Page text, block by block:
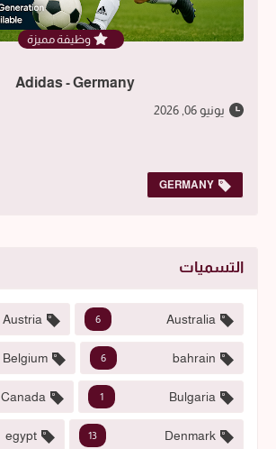
وظيفة مميزة
Adidas - Germany
يونيو 06, 2026
GERMANY
التسميات
Australia
6
Austria
bahrain
6
Belgium
Bulgaria
1
Canada
Denmark
13
egypt